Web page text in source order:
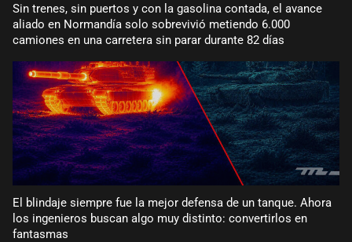
Sin trenes, sin puertos y con la gasolina contada, el avance
aliado en Normandía solo sobrevivió metiendo 6.000
camiones en una carretera sin parar durante 82 días
El blindaje siempre fue la mejor defensa de un tanque. Ahora
los ingenieros buscan algo muy distinto: convertirlos en
fantasmas